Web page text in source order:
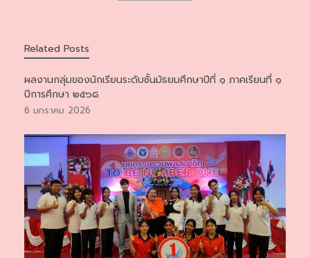
Related Posts
ผลงานกลุ่มของนักเรียนระดับชั้นมัธยมศึกษาปีที่ ๑ ภาคเรียนที่ ๑
ปีการศึกษา ๒๕๖๘
6 มกราคม 2026